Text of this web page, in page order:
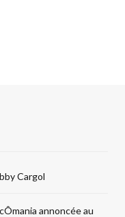
Cargol
annoncée au